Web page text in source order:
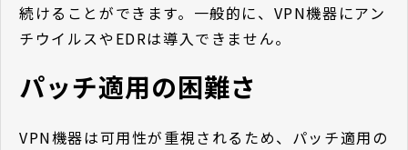
続けることができます。一般的に、VPN機器にアン
チウイルスやEDRは導入できません。
パッチ適用の困難さ
VPN機器は可用性が重視されるため、パッチ適用の